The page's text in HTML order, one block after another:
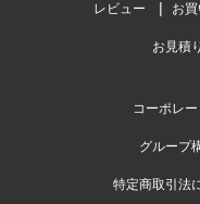
レビュー お
お見積
コーポレー
グループ
特定商取引法